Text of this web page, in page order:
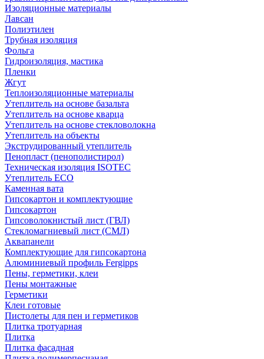
Изоляционные материалы
Лавсан
Полиэтилен
Трубная изоляция
Фольга
Гидроизоляция, мастика
Пленки
Жгут
Теплоизоляционные материалы
Утеплитель на основе базальта
Утеплитель на основе кварца
Утеплитель на основе стекловолокна
Утеплитель на объекты
Экструдированный утеплитель
Пенопласт (пенополистирол)
Техническая изоляция ISOTEC
Утеплитель ECO
Каменная вата
Гипсокартон и комплектующие
Гипсокартон
Гипсоволокнистый лист (ГВЛ)
Стекломагниевый лист (СМЛ)
Аквапанели
Комплектующие для гипсокартона
Алюминиевый профиль Fergipps
Пены, герметики, клеи
Пены монтажные
Герметики
Клеи готовые
Пистолеты для пен и герметиков
Плитка тротуарная
Плитка
Плитка фасадная